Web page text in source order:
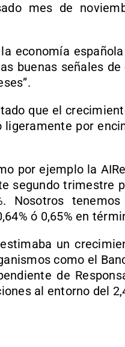
mes de
economía
buenas señales
que el
por
por ejemplo la
segundo trimestre
Nosotros
ó 0,65% en
un
como el
de
al entorno del